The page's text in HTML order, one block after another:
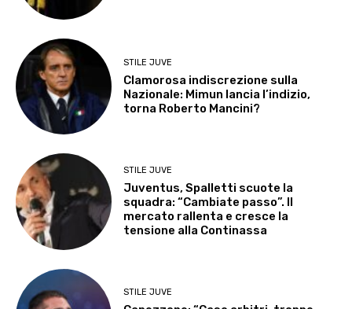
STILE JUVE
Clamorosa indiscrezione sulla
Nazionale: Mimun lancia l’indizio,
torna Roberto Mancini?
STILE JUVE
Juventus, Spalletti scuote la
squadra: “Cambiate passo”. Il
mercato rallenta e cresce la
tensione alla Continassa
STILE JUVE